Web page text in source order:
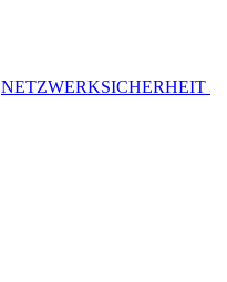
NETZWERKSICHERHEIT